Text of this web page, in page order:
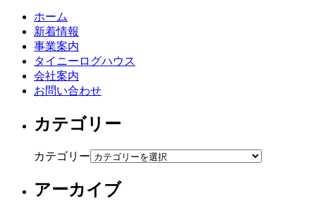
ホーム
新着情報
事業案内
タイニーログハウス
会社案内
お問い合わせ
カテゴリー
カテゴリー
アーカイブ